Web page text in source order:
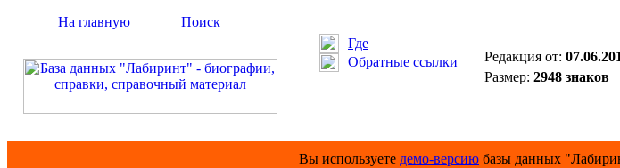
На главную
Поиск
Где
Обратные ссылки
Редакция от:
Размер: 2948 знаков
Вы используете демо-версию базы данных